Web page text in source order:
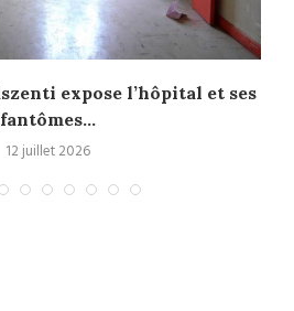
expose l’hôpital et ses
fantômes...
12 juillet 2026